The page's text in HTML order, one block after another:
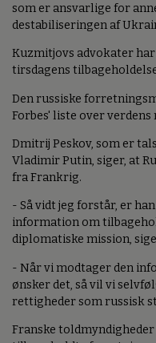
som er ansvarlige for
destabiliseringen af
Kuzmitjovs advokater
tirsdagens
Den russiske
Forbes' liste over
Dmitrij Peskov, som er
Vladimir Putin, siger, at
fra Frankrig.
- Så vidt jeg forstår, er
information om
diplomatiske mission,
- Når vi modtager den
ønsker det, så vil vi
rettigheder som russisk
Franske